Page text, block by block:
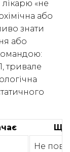
лікарю «не
або
знати
або
тривале
Що
Не